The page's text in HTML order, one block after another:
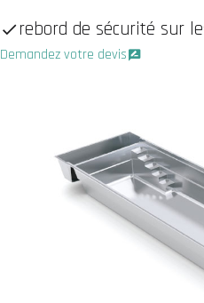
rebord de sécurité sur
Demandez votre devis